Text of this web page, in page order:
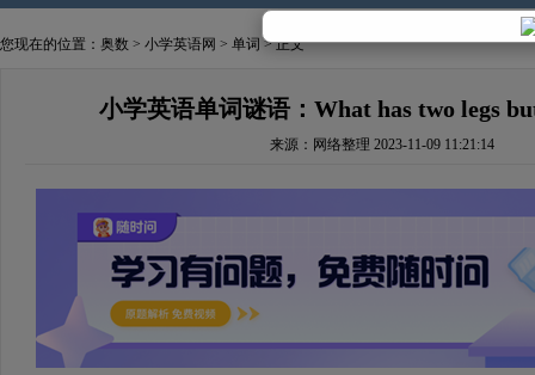
您现在的位置： 奥数 > 小学英语网 > 单词 > 正文
小学英语单词谜语：What has two legs
来源： 网络整理 2023-11-09 11:21:14